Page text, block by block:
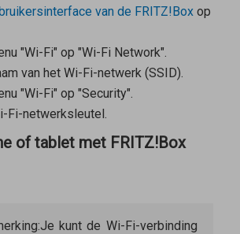
van de FRITZ!Boxop
"Wi-Fi" op "Wi-Fi Network".
van het Wi-Fi-netwerk (SSID).
"Wi-Fi" op "Security".
Fi-netwerksleutel.
of tablet met FRITZ!Box
Je kunt de Wi-Fi-verbinding